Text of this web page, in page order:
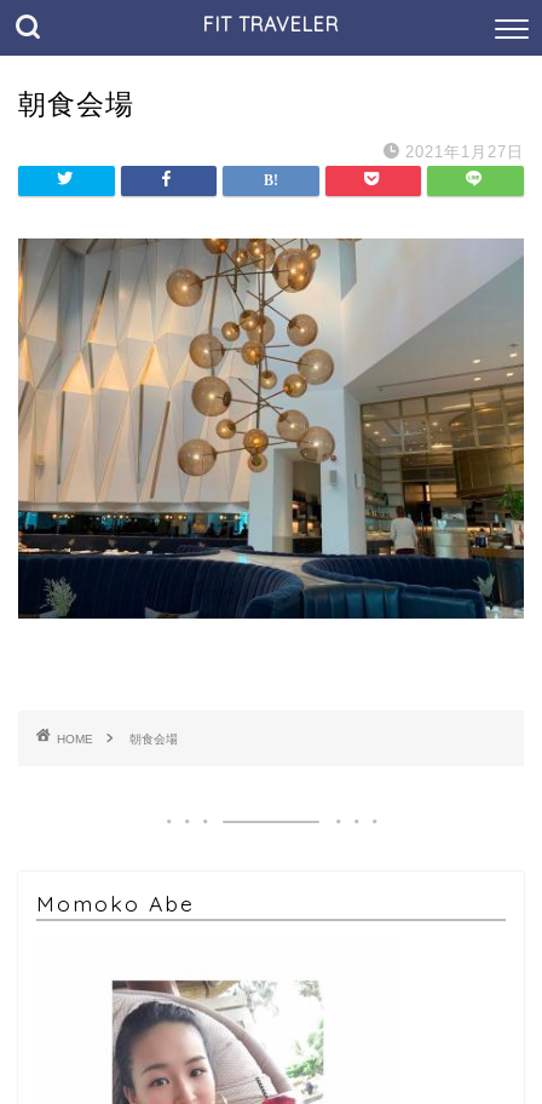
FIT TRAVELER
朝食会場
2021年1月27日
HOME 朝食会場
Momoko Abe